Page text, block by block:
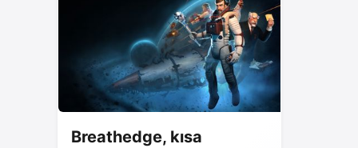
Breathedge, kısa